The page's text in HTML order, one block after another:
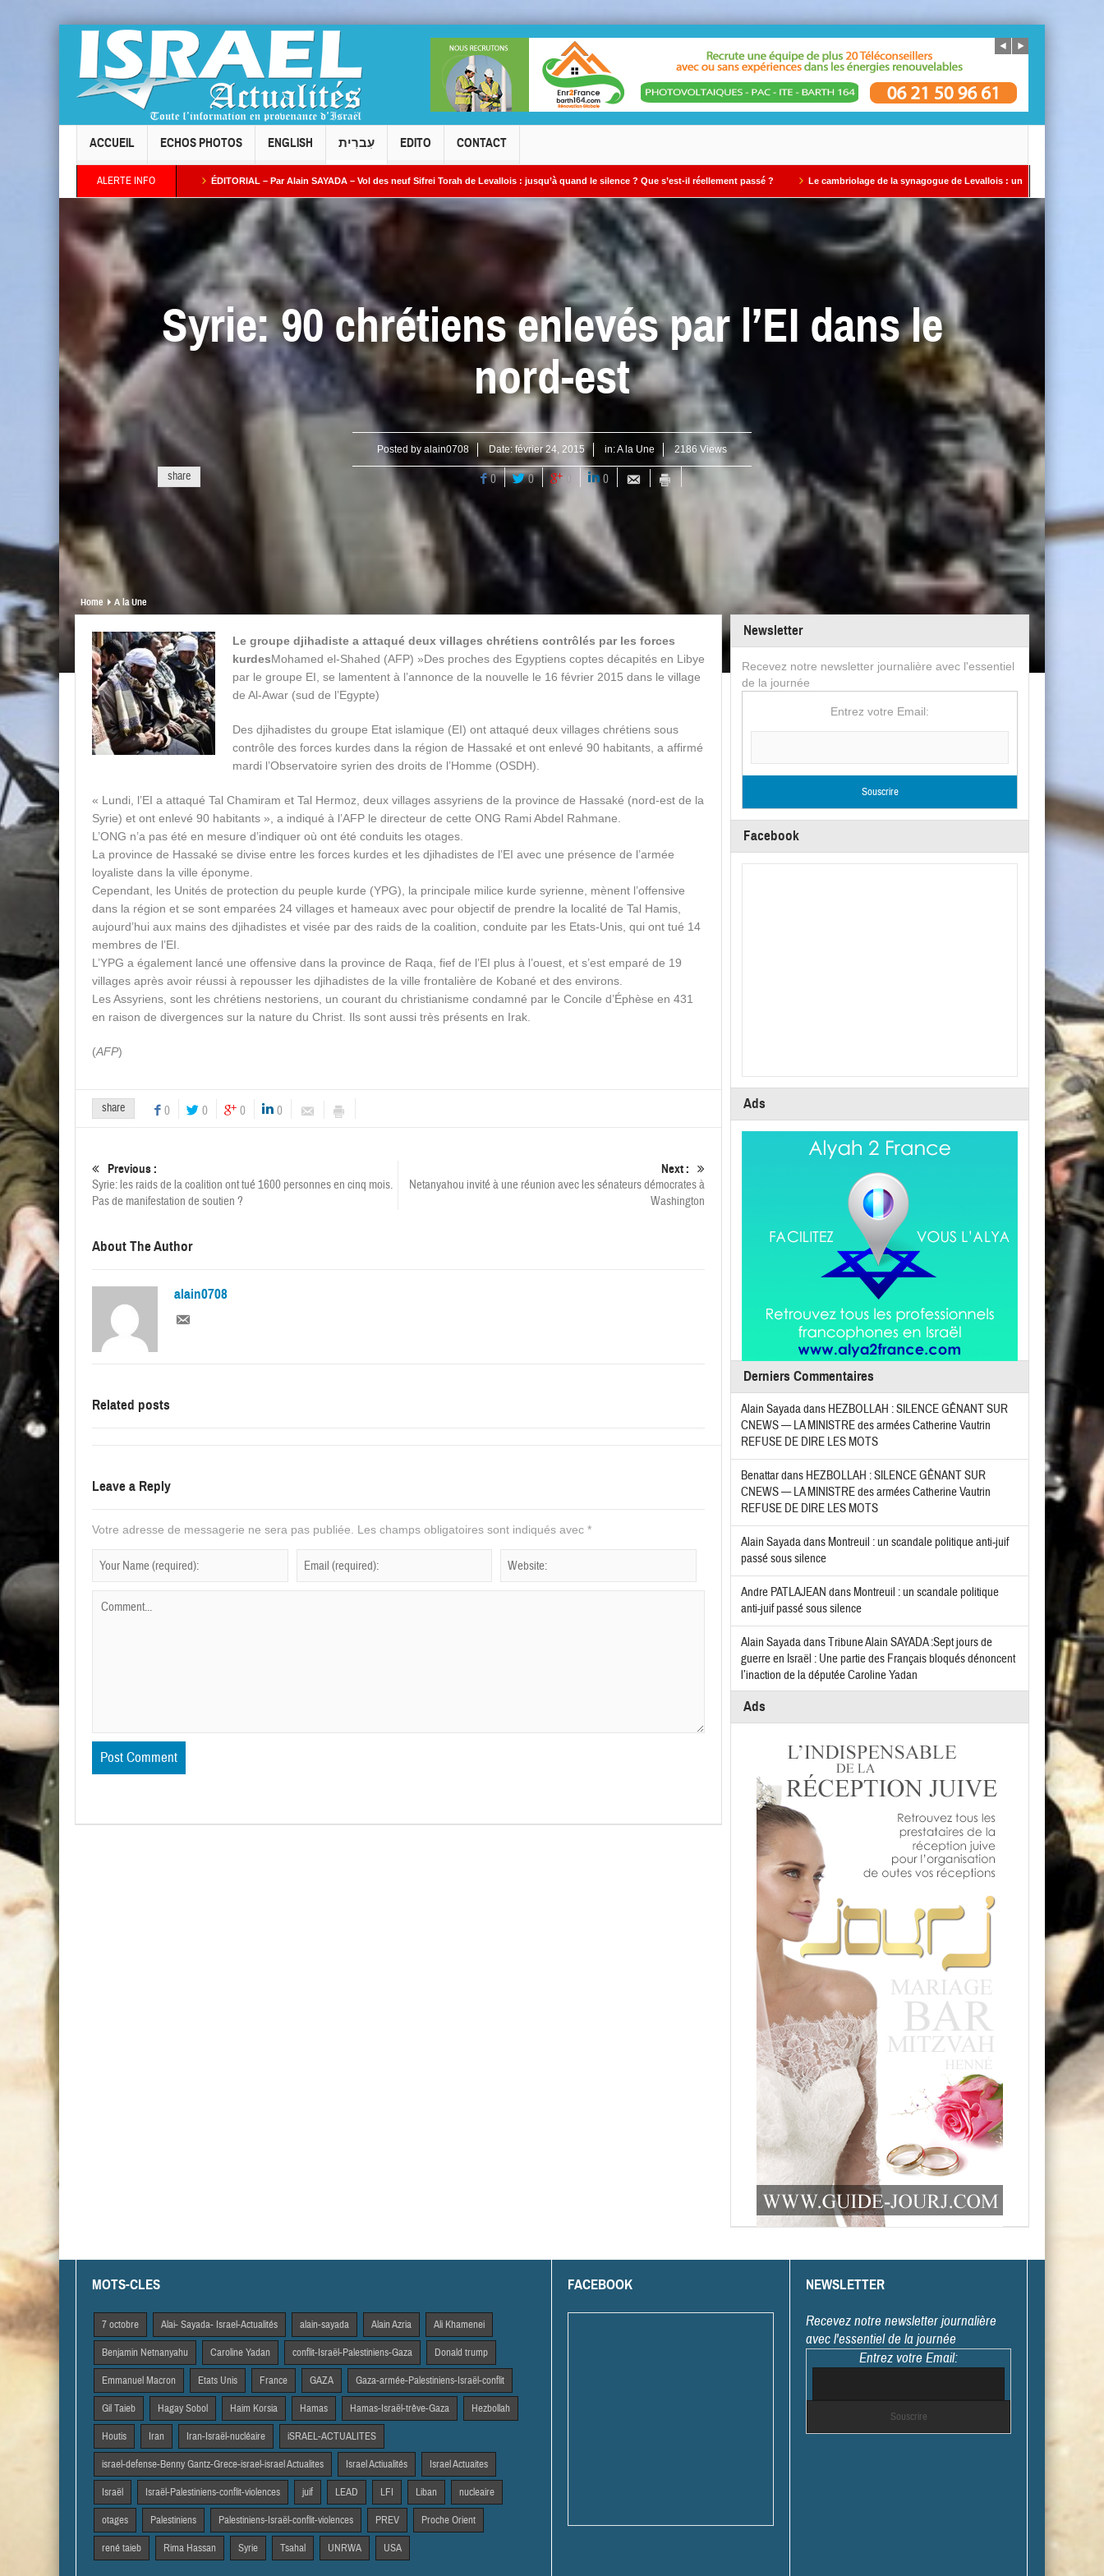
ACCUEIL ECHOS PHOTOS ENGLISH עִברִית EDITO CONTACT
ALERTE INFO
Taïeb par Alain AZRIA ÉDITORIAL – Par Alain SAYADA – Vol des neuf Sifrei Torah de Levallois : jusqu’à quand le silence ? Que s’est-il réellement passé ? Le cambriolage de la synagogue de Levallois : un avertissement qui ne doit pas être
plus ses intentions : combien de temps l’Occident continuera-t-il à fermer les yeux ? »
Syrie: 90 chrétiens enlevés par l’EI dans le
nord-est
Posted by alain0708 Date:février 24, 2015 in:A la Une 2186 Views
share 0 0 0
Home A la Une
Le groupe djihadiste a attaqué deux villages chrétiens contrôlés par les forces
kurdesMohamed el-Shahed (AFP) »Des proches des Egyptiens coptes décapités en Libye
par le groupe EI, se lamentent à l’annonce de la nouvelle le 16 février 2015 dans le village
de Al-Awar (sud de l’Egypte)
Des djihadistes du groupe Etat islamique (EI) ont attaqué deux villages chrétiens sous
contrôle des forces kurdes dans la région de Hassaké et ont enlevé 90 habitants, a affirmé
mardi l’Observatoire syrien des droits de l’Homme (OSDH).
« Lundi, l’EI a attaqué Tal Chamiram et Tal Hermoz, deux villages assyriens de la province de Hassaké (nord-est de la
Syrie) et ont enlevé 90 habitants », a indiqué à l’AFP le directeur de cette ONG Rami Abdel Rahmane.
L’ONG n’a pas été en mesure d’indiquer où ont été conduits les otages.
La province de Hassaké se divise entre les forces kurdes et les djihadistes de l’EI avec une présence de l’armée
loyaliste dans la ville éponyme.
Cependant, les Unités de protection du peuple kurde (YPG), la principale milice kurde syrienne, mènent l’offensive
dans la région et se sont emparées 24 villages et hameaux avec pour objectif de prendre la localité de Tal Hamis,
aujourd’hui aux mains des djihadistes et visée par des raids de la coalition, conduite par les Etats-Unis, qui ont tué 14
membres de l’EI.
L’YPG a également lancé une offensive dans la province de Raqa, fief de l’EI plus à l’ouest, et s’est emparé de 19
villages après avoir réussi à repousser les djihadistes de la ville frontalière de Kobané et des environs.
Les Assyriens, sont les chrétiens nestoriens, un courant du christianisme condamné par le Concile d’Éphèse en 431
en raison de divergences sur la nature du Christ. Ils sont aussi très présents en Irak.
(AFP)
share 0 0 0 0
Previous :
Syrie: les raids de la coalition ont tué 1600 personnes en cinq mois.
Pas de manifestation de soutien ?
Next :
Netanyahou invité à une réunion avec les sénateurs démocrates à
Washington
About The Author
alain0708
Related posts
Leave a Reply
Votre adresse de messagerie ne sera pas publiée. Les champs obligatoires sont indiqués avec *
Newsletter
Recevez notre newsletter journalière avec l'essentiel
de la journée
Entrez votre Email:
Facebook
Ads
Derniers Commentaires
Alain Sayadadans HEZBOLLAH : SILENCE GÊNANT SUR
CNEWS — LA MINISTRE des armées Catherine Vautrin
REFUSE DE DIRE LES MOTS
Benattardans HEZBOLLAH : SILENCE GÊNANT SUR
CNEWS — LA MINISTRE des armées Catherine Vautrin
REFUSE DE DIRE LES MOTS
Alain Sayadadans Montreuil : un scandale politique anti-juif
passé sous silence
Andre PATLAJEAN dans Montreuil : un scandale politique
anti-juif passé sous silence
Alain SayadadansTribune Alain SAYADA :Sept jours de
guerre en Israël : Une partie des Français bloqués dénoncent
l’inaction de la députée Caroline Yadan
Ads
MOTS-CLES
7 octobre Alai- Sayada- Israel-Actualités alain-sayada Alain Azria Ali Khamenei
Benjamin Netnanyahu Caroline Yadan conflit-Israël-Palestiniens-Gaza Donald trump
Emmanuel Macron Etats Unis France GAZA Gaza-armée-Palestiniens-Israël-conflit
Gil Taieb Hagay Sobol Haim Korsia Hamas Hamas-Israël-trêve-Gaza Hezbollah
Houtis Iran Iran-Israël-nucléaire iSRAEL-ACTUALITES
israel-defense-Benny Gantz-Grece-israel-israel Actualites Israel Actiualités Israel Actuaites
Israël Israël-Palestiniens-conflit-violences juif LEAD LFI Liban nucleaire
otages Palestiniens Palestiniens-Israël-conflit-violences PREV Proche Orient
rené taieb Rima Hassan Syrie Tsahal UNRWA USA
FACEBOOK NEWSLETTER
Recevez notre newsletter journalière
avec l'essentiel de la journée
Entrez votre Email: